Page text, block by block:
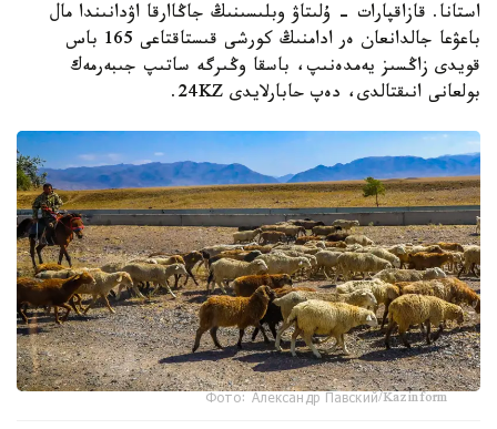
استانا. قازاقپارات - ۇلىتاۋ وبلىسىنىڭ جاڭاارقا اۋدانىندا مال
باعۋعا جالدانعان ەر ادامنىڭ كورشى قىستاقتاعى 165 باس
قويدى زاڭسىز يەمدەنىپ، باسقا وڭىرگە ساتىپ جىبەرمەك
بولعانى انىقتالدى، دەپ حابارلايدى 24KZ.
Фото: Александр Павский/Kazinform